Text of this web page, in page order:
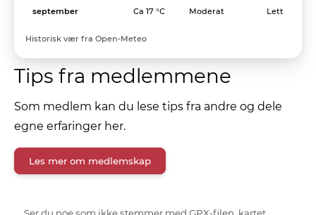
september Ca 17 °C Moderat Lett
Historisk vær fra Open-Meteo
Tips fra medlemmene
Som medlem kan du lese tips fra andre og dele
egne erfaringer her.
Les mer om medlemskap